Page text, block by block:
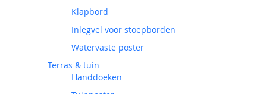
Klapbord
Inlegvel voor stoepborden
Watervaste poster
Terras & tuin
Handdoeken